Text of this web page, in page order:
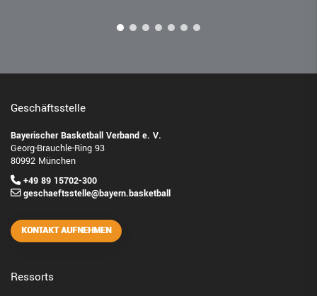
Geschäftsstelle
Bayerischer Basketball Verband e. V.
Georg-Brauchle-Ring 93
80992 München
+49 89 15702-300
geschaeftsstelle@bayern.basketball
KONTAKT AUFNEHMEN
Ressorts